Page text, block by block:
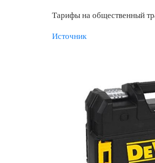
Тарифы на общественный
Источник